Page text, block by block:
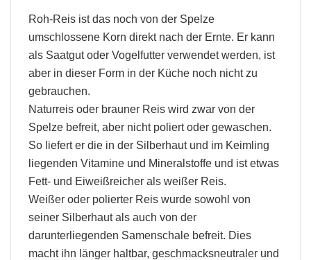
Roh-Reis ist das noch von der Spelze
umschlossene Korn direkt nach der Ernte. Er kann
als Saatgut oder Vogelfutter verwendet werden, ist
aber in dieser Form in der Küche noch nicht zu
gebrauchen.
Naturreis oder brauner Reis wird zwar von der
Spelze befreit, aber nicht poliert oder gewaschen.
So liefert er die in der Silberhaut und im Keimling
liegenden Vitamine und Mineralstoffe und ist etwas
Fett- und Eiweißreicher als weißer Reis.
Weißer oder polierter Reis wurde sowohl von
seiner Silberhaut als auch von der
darunterliegenden Samenschale befreit. Dies
macht ihn länger haltbar, geschmacksneutraler und